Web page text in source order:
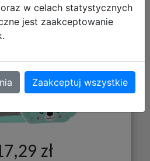
zł
w celach statystycznych
jest zaakceptowanie
Zaakceptuj wszystkie